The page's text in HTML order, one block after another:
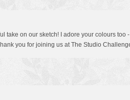
take on our sketch! I adore your colours too
you for joining us at The Studio